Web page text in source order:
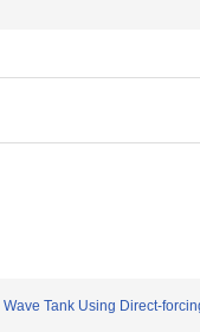
Wave Tank Using Direct-